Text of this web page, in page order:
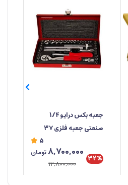
جعبه‌ بکس درایو 1/4
صنعتی جعبه فلزی ۳۷
5
32%
8,700,000تومان
12,800,000